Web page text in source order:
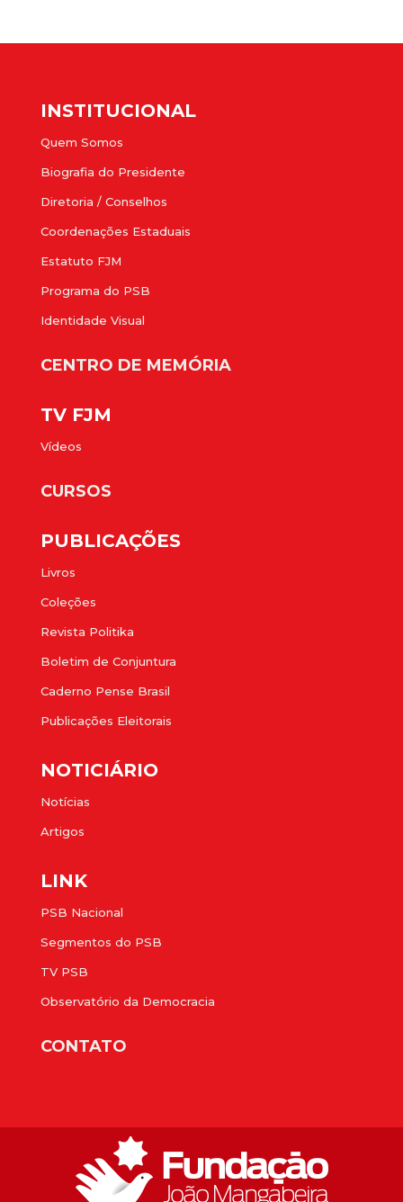
INSTITUCIONAL
Quem Somos
Biografia do Presidente
Diretoria / Conselhos
Coordenações Estaduais
Estatuto FJM
Programa do PSB
Identidade Visual
CENTRO DE MEMÓRIA
TV FJM
Vídeos
CURSOS
PUBLICAÇÕES
Livros
Coleções
Revista Politika
Boletim de Conjuntura
Caderno Pense Brasil
Publicações Eleitorais
NOTICIÁRIO
Notícias
Artigos
LINK
PSB Nacional
Segmentos do PSB
TV PSB
Observatório da Democracia
CONTATO